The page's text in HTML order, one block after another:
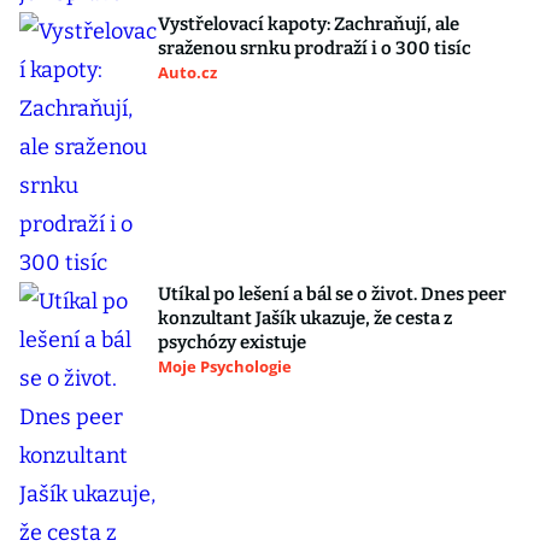
Vystřelovací kapoty: Zachraňují, ale
sraženou srnku prodraží i o 300 tisíc
Auto.cz
Utíkal po lešení a bál se o život. Dnes peer
konzultant Jašík ukazuje, že cesta z
psychózy existuje
Moje Psychologie